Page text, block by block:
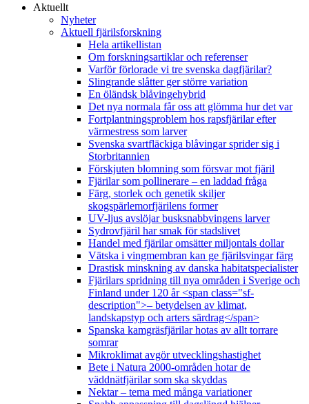
Aktuellt
Nyheter
Aktuell fjärilsforskning
Hela artikellistan
Om forskningsartiklar och referenser
Varför förlorade vi tre svenska dagfjärilar?
Slingrande slåtter ger större variation
En öländsk blåvingehybrid
Det nya normala får oss att glömma hur det var
Fortplantningsproblem hos rapsfjärilar efter
värmestress som larver
Svenska svartfläckiga blåvingar sprider sig i
Storbritannien
Förskjuten blomning som försvar mot fjäril
Fjärilar som pollinerare – en laddad fråga
Färg, storlek och genetik skiljer
skogspärlemorfjärilens former
UV-ljus avslöjar busksnabbvingens larver
Sydrovfjäril har smak för stadslivet
Handel med fjärilar omsätter miljontals dollar
Vätska i vingmembran kan ge fjärilsvingar färg
Drastisk minskning av danska habitatspecialister
Fjärilars spridning till nya områden i Sverige och
Finland under 120 år <span class="sf-
description">– betydelsen av klimat,
landskapstyp och arters särdrag</span>
Spanska kamgräsfjärilar hotas av allt torrare
somrar
Mikroklimat avgör utvecklingshastighet
Bete i Natura 2000-områden hotar de
väddnätfjärilar som ska skyddas
Nektar – tema med många variationer